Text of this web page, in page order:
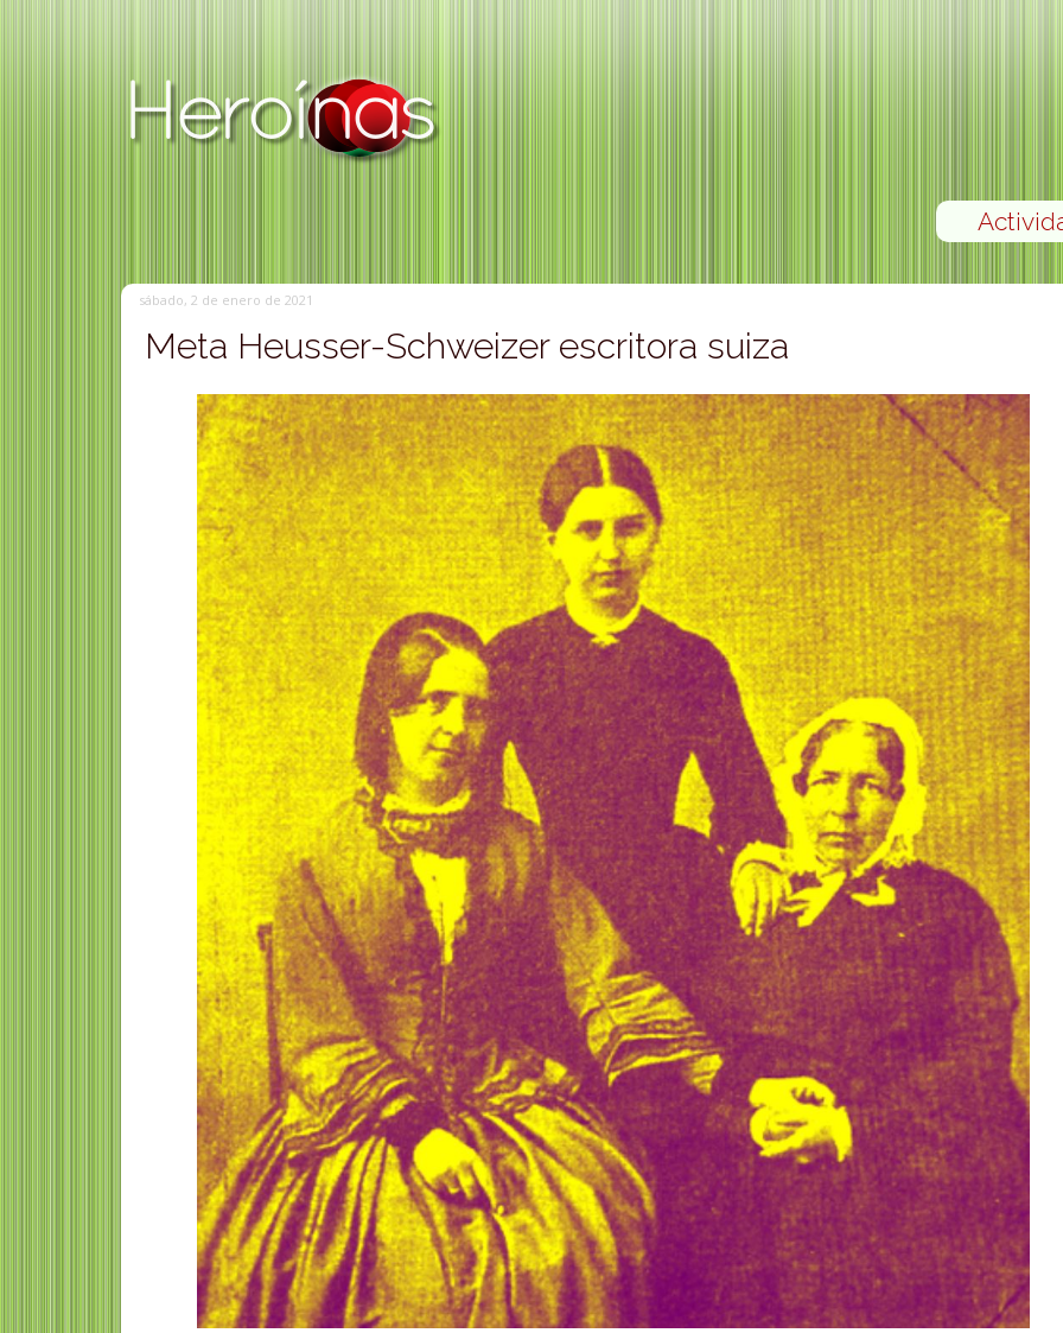
sábado, 2 de enero de 2021
Meta Heusser-Schweizer escritora suiza
María de Ávila bailarina y
maestra de ballet
española
María Dolores Gómez de Ávila
(Barcelona, 10 de abril de 1920 -
Zaragoza, 27 de febrero de 2014)​...
Martha
líder indígena
mexicana
Martha Sánchez
(Xochistlahuaca,
febrero de 1974 –
Guerrero; 30 de...